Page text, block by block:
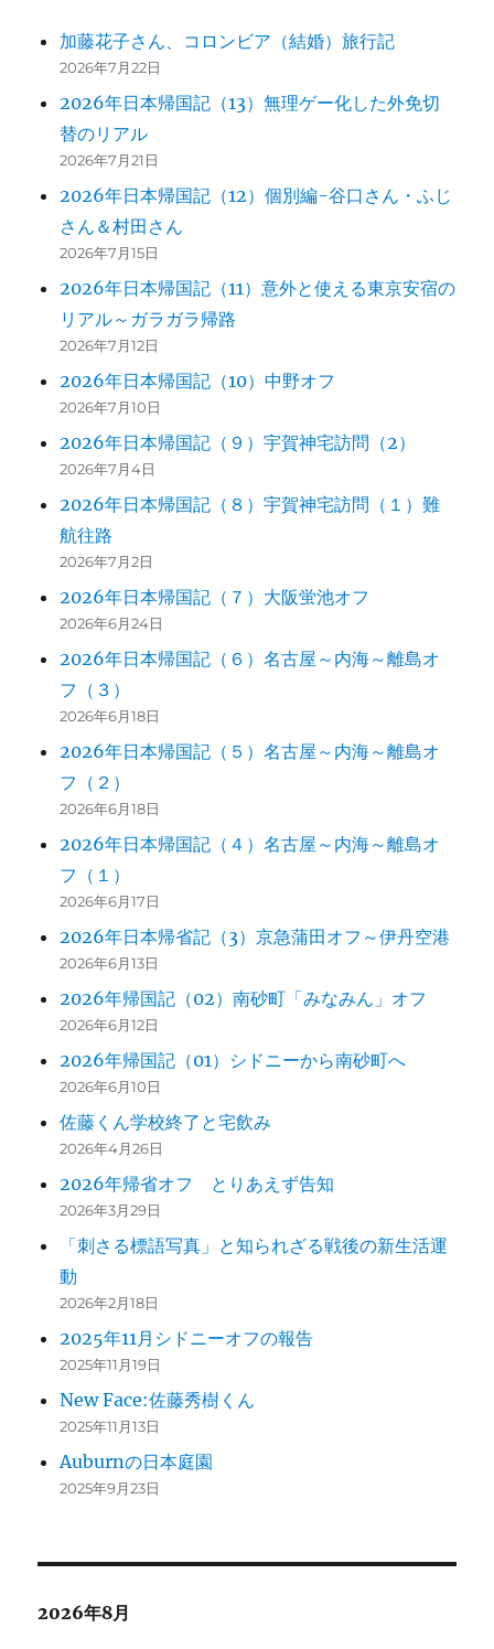
の
ー
ヒ
乳
的
な
加藤花子さん、コロンビア（結婚）旅行記
2026年7月22日
2026年日本帰国記（13）無理ゲー化した外免切
替のリアル
2026年7月21日
2026年日本帰国記（12）個別編-谷口さん・ふじ
さん＆村田さん
2026年7月15日
2026年日本帰国記（11）意外と使える東京安宿の
リアル～ガラガラ帰路
2026年7月12日
2026年日本帰国記（10）中野オフ
2026年7月10日
2026年日本帰国記（９）宇賀神宅訪問（2）
2026年7月4日
2026年日本帰国記（８）宇賀神宅訪問（１）難
航往路
2026年7月2日
2026年日本帰国記（７）大阪蛍池オフ
2026年6月24日
2026年日本帰国記（６）名古屋～内海～離島オ
フ（３）
2026年6月18日
2026年日本帰国記（５）名古屋～内海～離島オ
フ（２）
2026年6月18日
2026年日本帰国記（４）名古屋～内海～離島オ
フ（１）
2026年6月17日
2026年日本帰省記（3）京急蒲田オフ～伊丹空港
2026年6月13日
2026年帰国記（02）南砂町「みなみん」オフ
2026年6月12日
2026年帰国記（01）シドニーから南砂町へ
2026年6月10日
佐藤くん学校終了と宅飲み
2026年4月26日
2026年帰省オフ とりあえず告知
2026年3月29日
「刺さる標語写真」と知られざる戦後の新生活運
動
2026年2月18日
2025年11月シドニーオフの報告
2025年11月19日
New Face:佐藤秀樹くん
2025年11月13日
Auburnの日本庭園
2025年9月23日
2026年8月